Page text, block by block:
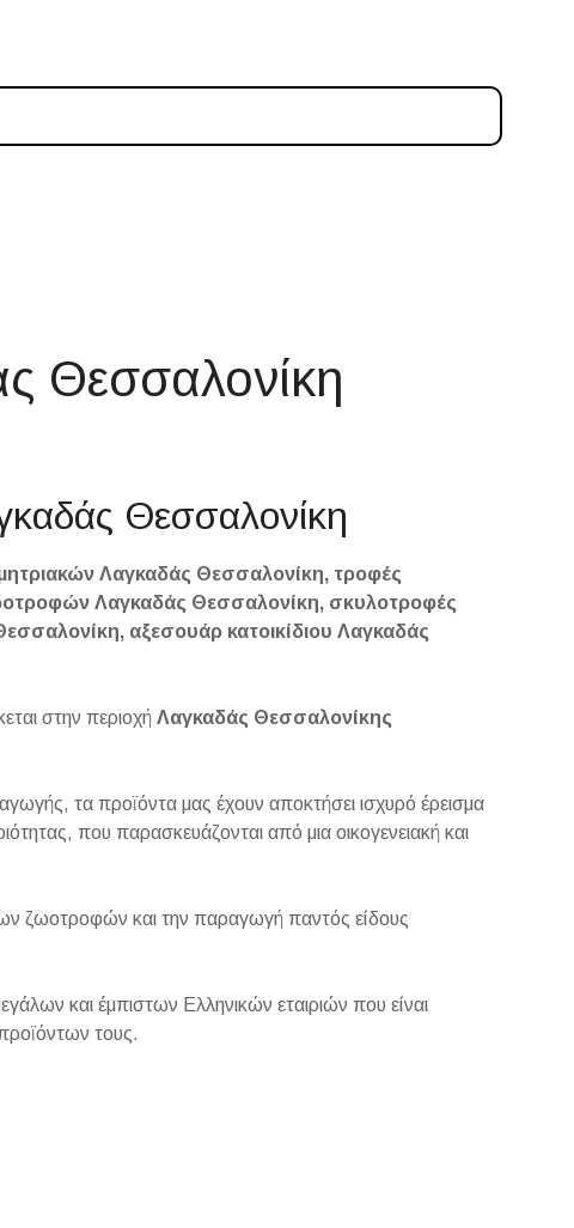
Θεσσαλονίκη
Θεσσαλονίκη
Λαγκαδάς Θεσσαλονίκη, τροφές
Λαγκαδάς Θεσσαλονίκη, σκυλοτροφές
αξεσουάρ κατοικίδιου Λαγκαδάς
στην περιοχήΛαγκαδάς Θεσσαλονίκης
τα προϊόντα μας έχουν αποκτήσει ισχυρό έρεισμα
που παρασκευάζονται από μια οικογενειακή και
ζωοτροφών και την παραγωγή παντός είδους
και έμπιστων Ελληνικών εταιριών που είναι
τους.